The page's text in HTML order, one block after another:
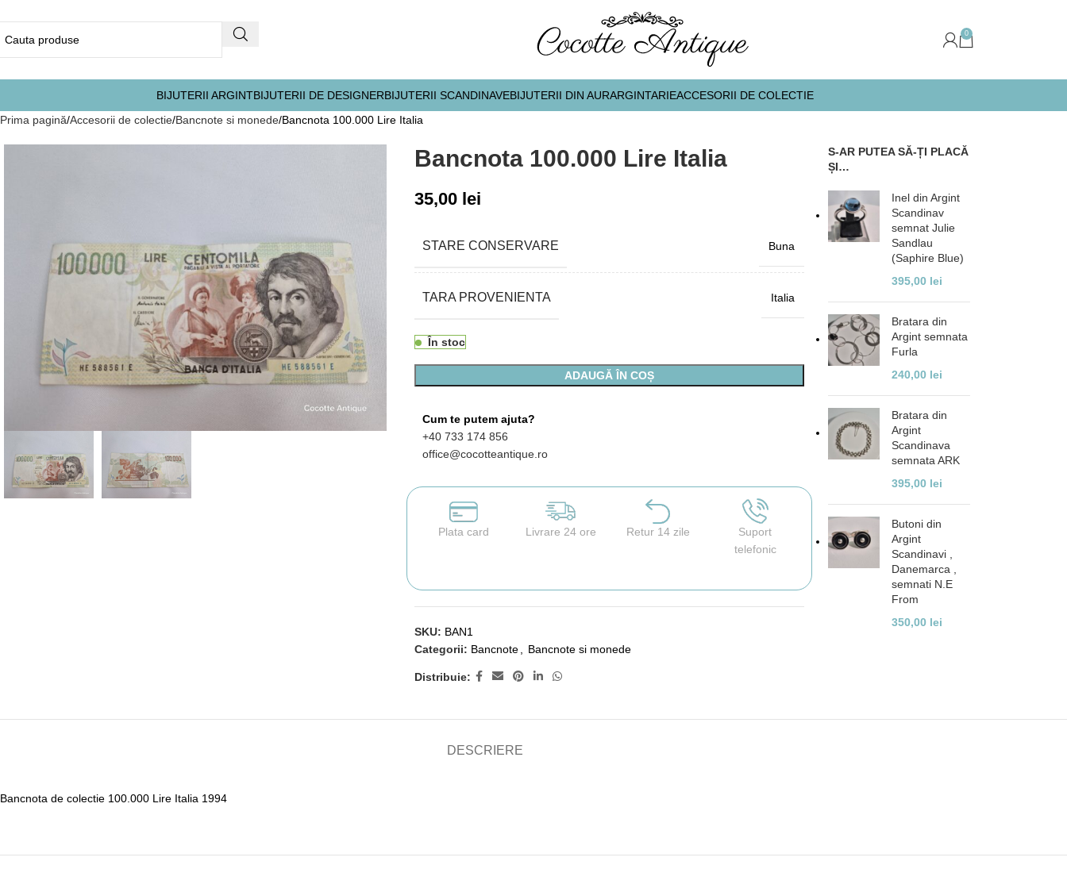
0
BIJUTERII ARGINTBIJUTERII DE DESIGNERBIJUTERII SCANDINAVEBIJUTERII DIN AURARGINTARIEACCESORII DE COLECTIE
Prima pagină Accesorii de colectie Bancnote si monede Bancnota 100.000 Lire Italia
Bancnota 100.000 Lire Italia
35,00 lei
STARE CONSERVARE Buna
TARA PROVENIENTA Italia
În stoc
ADAUGĂ ÎN COȘ
Cum te putem ajuta?
+40 733 174 856
office@cocotteantique.ro
Plata card Livrare 24 ore Retur 14 zile
Suport
telefonic
SKU: BAN1
Categorii: Bancnote Bancnote si monede
Distribuie:
S-AR PUTEA SĂ-ȚI PLACĂ
ȘI…
Inel din Argint
Scandinav
semnat Julie
Sandlau
(Saphire Blue)
395,00 lei
Bratara din
Argint semnata
Furla
240,00 lei
Bratara din
Argint
Scandinava
semnata ARK
395,00 lei
Butoni din
Argint
Scandinavi ,
Danemarca ,
semnati N.E
From
350,00 lei
DESCRIERE
Bancnota de colectie 100.000 Lire Italia 1994